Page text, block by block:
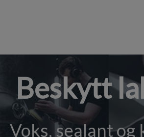
Beskytt
Voks, sealant og